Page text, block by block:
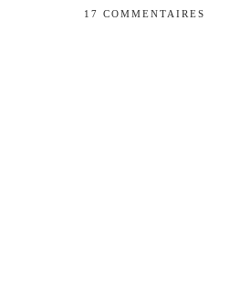
17 COMMENTAIRES